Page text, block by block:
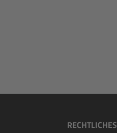
RECHTLICHES